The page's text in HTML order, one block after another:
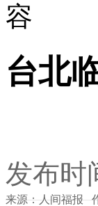
容
台北
发布时
来源：人间福报